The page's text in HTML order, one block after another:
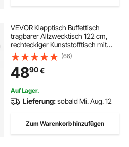
VEVOR Klapptisch Buffettisch
tragbarer Allzwecktisch 122 cm,
rechteckiger Kunststofftisch mit
verstellbarer Höhe & integriertem
Griff, Gartentisch Campingtisch für
Partys Picknick Camping, weiß
(66)
4890€
Auf Lager.
Lieferung:sobald Mi. Aug. 12
Zum Warenkorb hinzufügen